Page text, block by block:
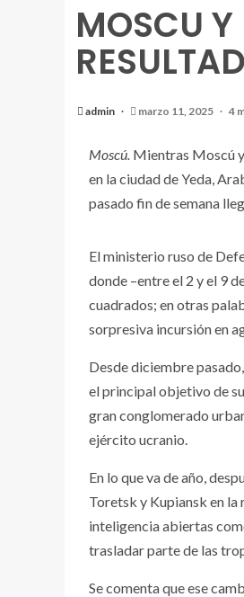
MOSCU Y
admin marzo 11, 2025 4
Moscú. Mientras Moscú y
en la ciudad de Yeda,
pasado fin de semana
El ministerio ruso de
donde –entre el 2 y el 9
cuadrados; en otras
sorpresiva incursión en
Desde diciembre
el principal objetivo de
gran conglomerado
ejército ucranio.
En lo que va de año,
Toretsk y Kupiansk en la
inteligencia abiertas
trasladar parte de las
Se comenta que ese